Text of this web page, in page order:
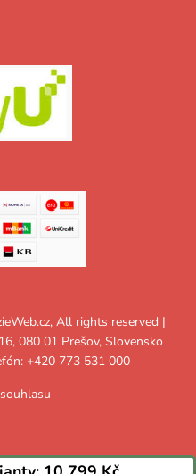
All rights reserved |
080 01 Prešov, Slovensko
+420 773 531 000